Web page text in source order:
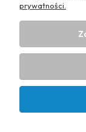
Hurtownia
50e,
prywatności.